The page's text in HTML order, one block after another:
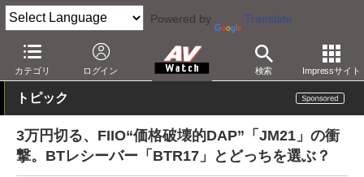
Powered by Translate
カテゴリ ログイン 検索 Impressサイト
AV Watch 製品 ポータブルオーディオ その他
トピック
3万円切る、FIIO“価格破壊的DAP”「JM21」の衝
撃。BTレシーバー「BTR17」とどっちを選ぶ？